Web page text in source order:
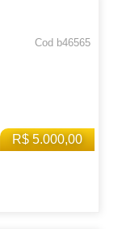
R$ 5.000,00
Cod b46565